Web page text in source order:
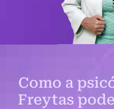
Como a
Freytas